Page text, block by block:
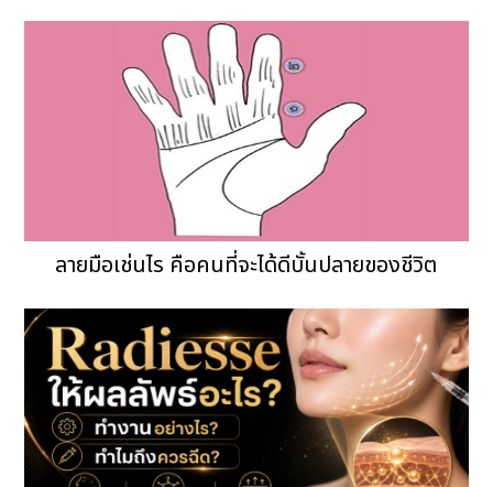
ลายมือเช่นไร คือคนที่จะได้ดีบั้นปลายของชีวิต